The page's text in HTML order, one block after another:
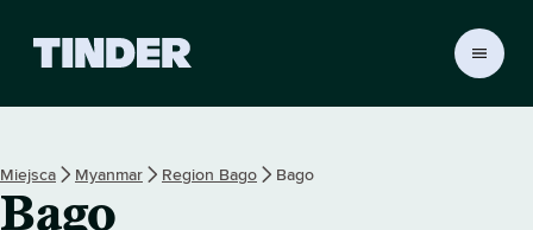
r
Miejsca Myanmar Region Bago Bago
Bago